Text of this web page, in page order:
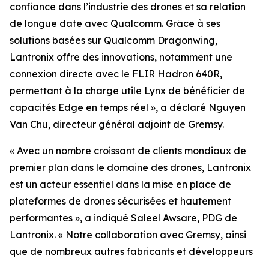
confiance dans l’industrie des drones et sa relation
de longue date avec Qualcomm. Grâce à ses
solutions basées sur Qualcomm Dragonwing,
Lantronix offre des innovations, notamment une
connexion directe avec le FLIR Hadron 640R,
permettant à la charge utile Lynx de bénéficier de
capacités Edge en temps réel », a déclaré Nguyen
Van Chu, directeur général adjoint de Gremsy.
« Avec un nombre croissant de clients mondiaux de
premier plan dans le domaine des drones, Lantronix
est un acteur essentiel dans la mise en place de
plateformes de drones sécurisées et hautement
performantes », a indiqué Saleel Awsare, PDG de
Lantronix. « Notre collaboration avec Gremsy, ainsi
que de nombreux autres fabricants et développeurs